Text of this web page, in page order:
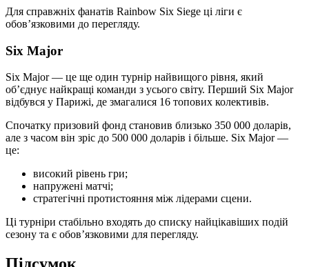
Для справжніх фанатів Rainbow Six Siege ці ліги є
обов’язковими до перегляду.
Six Major
Six Major — це ще один турнір найвищого рівня, який
об’єднує найкращі команди з усього світу. Перший Six Major
відбувся у Парижі, де змагалися 16 топових колективів.
Спочатку призовий фонд становив близько 350 000 доларів,
але з часом він зріс до 500 000 доларів і більше. Six Major —
це:
високий рівень гри;
напружені матчі;
стратегічні протистояння між лідерами сцени.
Ці турніри стабільно входять до списку найцікавіших подій
сезону та є обов’язковими для перегляду.